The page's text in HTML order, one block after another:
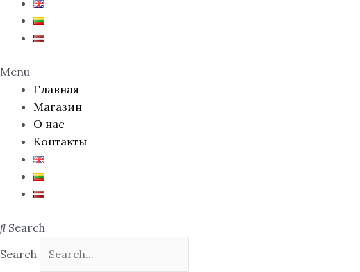
Menu
Главная
Магазин
О нас
Контакты
Search
Search